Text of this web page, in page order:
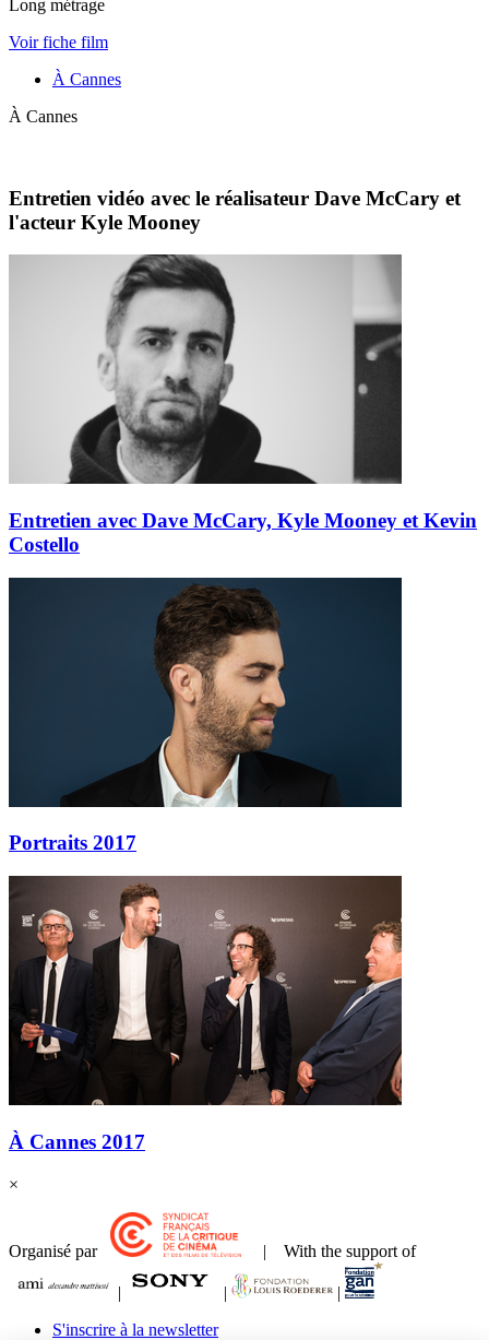
Long métrage
Voir fiche film
À Cannes
À Cannes
Entretien vidéo avec le réalisateur Dave McCary et
l'acteur Kyle Mooney
Entretien avec Dave McCary, Kyle Mooney et Kevin
Costello
Portraits 2017
À Cannes 2017
×
Organisé par | With the support of
| |
|
S'inscrire à la newsletter